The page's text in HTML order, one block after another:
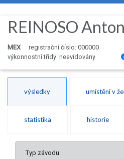
REINOSO
MEX
registrační číslo: 000000
výkonnostní třídy neevidovány
výsledky umístění v
statistika historie
Typ závodu